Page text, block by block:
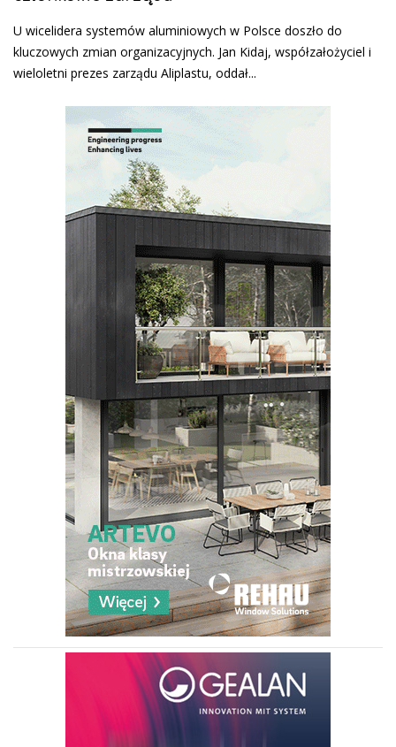
U wicelidera systemów aluminiowych w Polsce doszło do
kluczowych zmian organizacyjnych. Jan Kidaj, współzałożyciel i
wieloletni prezes zarządu Aliplastu, oddał...